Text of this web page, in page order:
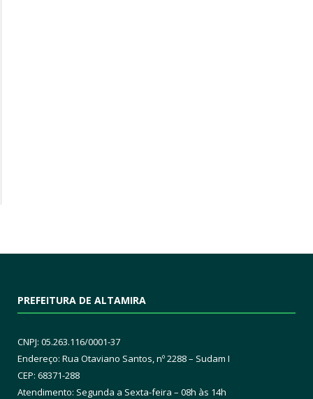
PREFEITURA DE ALTAMIRA
CNPJ: 05.263.116/0001-37
Endereço: Rua Otaviano Santos, nº 2288 – Sudam I
CEP: 68371-288
Atendimento: Segunda a Sexta-feira – 08h às 14h